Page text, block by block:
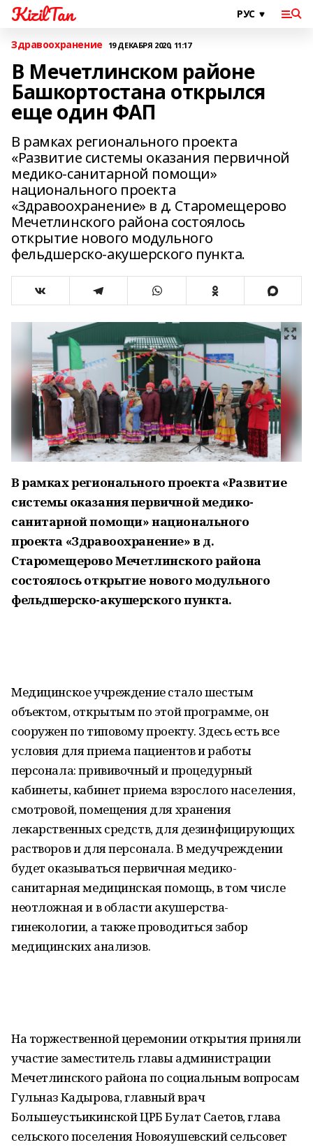
KizilTan
Здравоохранение 19 ДЕКАБРЯ 2020, 11:17
В Мечетлинском районе
Башкортостана открылся
еще один ФАП
В рамках регионального проекта
«Развитие системы оказания первичной
медико-санитарной помощи»
национального проекта
«Здравоохранение» в д. Старомещерово
Мечетлинского района состоялось
открытие нового модульного
фельдшерско-акушерского пункта.
В рамках регионального проекта «Развитие
системы оказания первичной медико-
санитарной помощи» национального
проекта «Здравоохранение» в д.
Старомещерово Мечетлинского района
состоялось открытие нового модульного
фельдшерско-акушерского пункта.
Медицинское учреждение стало шестым
объектом, открытым по этой программе, он
сооружен по типовому проекту. Здесь есть все
условия для приема пациентов и работы
персонала: прививочный и процедурный
кабинеты, кабинет приема взрослого населения,
смотровой, помещения для хранения
лекарственных средств, для дезинфицирующих
растворов и для персонала. В медучреждении
будет оказываться первичная медико-
санитарная медицинская помощь, в том числе
неотложная и в области акушерства-
гинекологии, а также проводиться забор
медицинских анализов.
На торжественной церемонии открытия приняли
участие заместитель главы администрации
Мечетлинского района по социальным вопросам
Гульназ Кадырова, главный врач
Большеустьикинской ЦРБ Булат Саетов, глава
сельского поселения Новояушевский сельсовет